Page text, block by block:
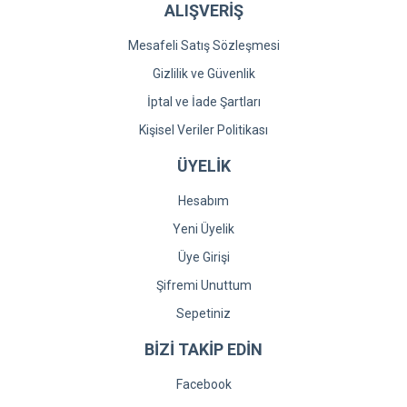
ALIŞVERİŞ
Mesafeli Satış Sözleşmesi
Gizlilik ve Güvenlik
İptal ve İade Şartları
Kişisel Veriler Politikası
ÜYELİK
Hesabım
Yeni Üyelik
Üye Girişi
Şifremi Unuttum
Sepetiniz
BİZİ TAKİP EDİN
Facebook